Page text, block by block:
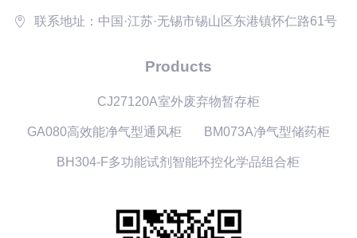
联系地址：中国·江苏·无锡市锡山区东港镇怀仁路61号
Products
CJ27120A室外废弃物暂存柜
GA080高效能净气型通风柜 BM073A净气型储药柜
BH304-F多功能试剂智能环控化学品组合柜